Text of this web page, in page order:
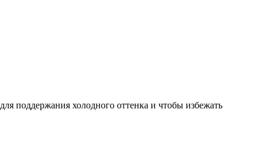
поддержания холодного оттенка и чтобы избежать